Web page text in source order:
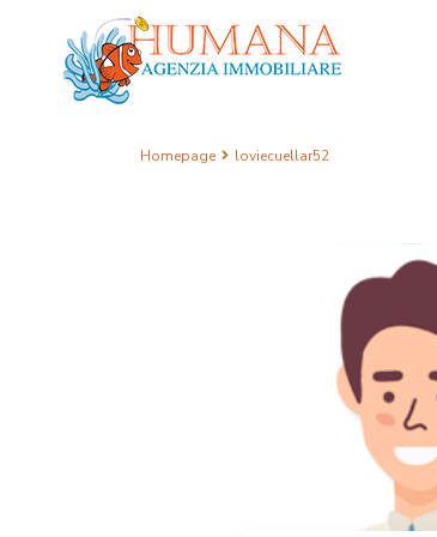
Homepage loviecuellar52